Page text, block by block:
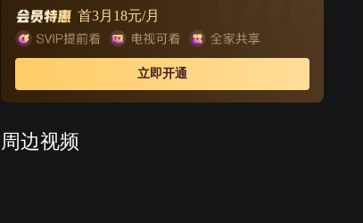
秋月沦落风尘，得刑部杨宪基大人搭救来到京城，终与张
家相认。张幼林因打人入狱，却因祸得福结识了西北刀客
霍震西。期间经营不善的松竹斋濒临破产，幸亏新掌柜庄
虎臣大力革新，松竹斋改号松鹤斋，才得以起死回生。成
年的张幼林尽管对秋月有情，却终依母命，娶米店千金何
鹤斋，百年老店见证了一段血泪斑斑的中国近代史。
首3月18元/月
立即开通
周边视频